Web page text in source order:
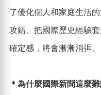
了優化個人和家庭生活
攻錯。把國際歷史經驗
確定感，將會漸漸消弭。
＊為什麼國際新聞這麼難